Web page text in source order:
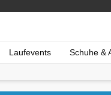
Laufevents Schuhe &